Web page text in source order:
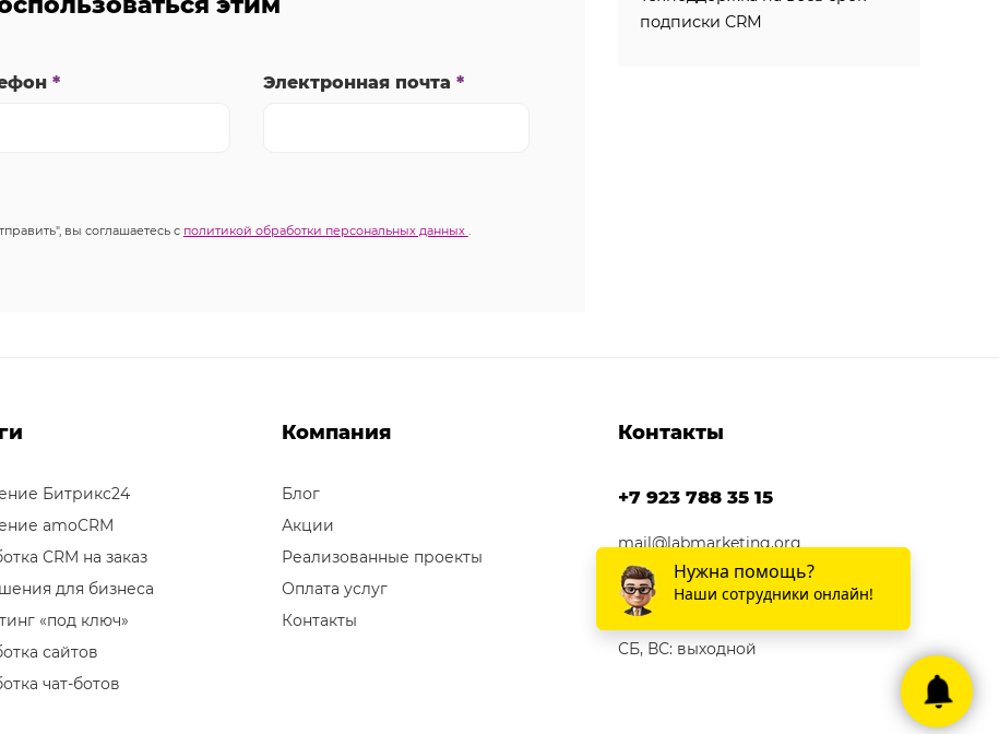
* Электронная почта*
вы соглашаетесь с политикой обработки персональных данных .
подписки CRM
Битрикс24
amoCRM
CRM на заказ
для бизнеса
«под ключ»
сайтов
чат-ботов
Компания
Блог
Акции
Реализованные проекты
Оплата услуг
Контакты
Контакты
+7 923 788 35 15
mail@labmarketing.org
г. Ижевск
СБ, ВС: выходной